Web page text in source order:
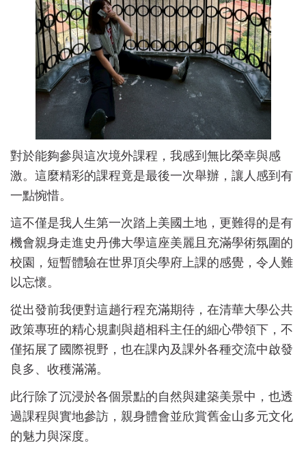
對於能夠參與這次境外課程，我感到無比榮幸與感
激。這麼精彩的課程竟是最後一次舉辦，讓人感到有
一點惋惜。
這不僅是我人生第一次踏上美國土地，更難得的是有
機會親身走進史丹佛大學這座美麗且充滿學術氛圍的
校園，短暫體驗在世界頂尖學府上課的感覺，令人難
以忘懷。
從出發前我便對這趟行程充滿期待，在清華大學公共
政策專班的精心規劃與趙相科主任的細心帶領下，不
僅拓展了國際視野，也在課內及課外各種交流中啟發
良多、收穫滿滿。
此行除了沉浸於各個景點的自然與建築美景中，也透
過課程與實地參訪，親身體會並欣賞舊金山多元文化
的魅力與深度。